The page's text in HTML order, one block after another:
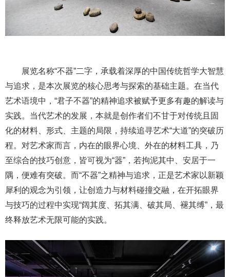
展览名称“不器”二字，承载着深厚的中国传统哲学大智慧
与追求，是本次展览的核心思考与探索的基础主题。在当代
艺术语境中，“君子不器”的精神追求被赋予更多有趣的解读与
实践。当代艺术的发展，本就是创作者们不甘于对传统且固
化的材料、形式、主题的局限，持续追寻艺术“大道”的突破历
程。对艺术家而言，内在的眼界心境、外在的材料工具，乃
至综合的技巧创意，皆可视为“器”，若拘泥其中、安居于一
隅，便难有突破。而“不器”之精神与追求，正是艺术家以新颖
犀利的观念为引领，让创造力与材料碰撞交融，在开拓眼界
与技巧的过程中实现“阔其度、拓其满、破其局、褪其缚”，最
终释放艺术无限可能的实践。